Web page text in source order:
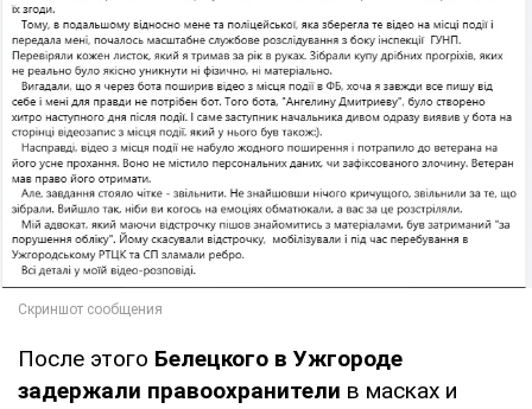
После этого Белецкого в Ужгороде
задержали правоохранители в масках и